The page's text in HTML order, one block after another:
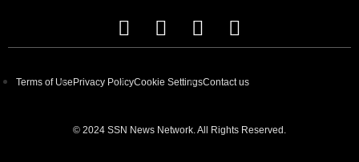
Terms of Use Privacy PolicyCookie SettingsContact us
© 2024 SSN News Network. All Rights Reserved.